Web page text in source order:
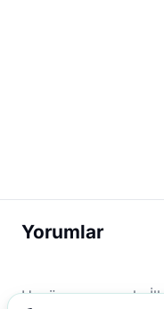
Yorumlar
Henüz yorum yok.